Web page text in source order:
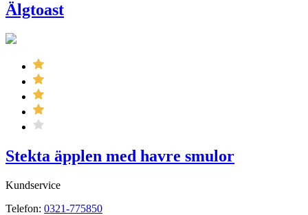
Älgtoast
Stekta äpplen med havre smulor
Kundservice
Telefon: 0321-775850